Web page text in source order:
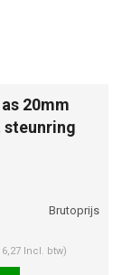
20mm
steunring
Incl. btw)